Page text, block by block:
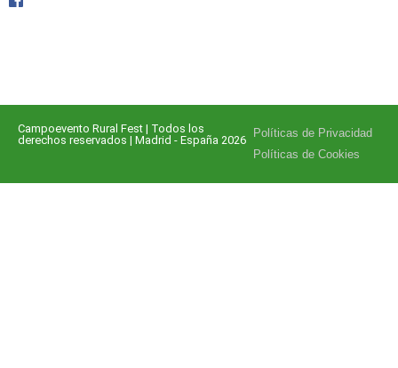
Campoevento Rural Fest | Todos los
derechos reservados | Madrid - España 2026
Políticas de Privacidad
Políticas de Cookies